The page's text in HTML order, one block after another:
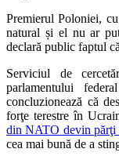
Premierul Poloniei,
natural și el nu ar
declară public faptul că
Serviciul de
parlamentului
concluzionează că
forţe terestre în
din NATO devin părţi
cea mai bună de a